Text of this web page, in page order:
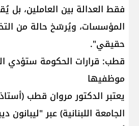
فقط العدالة بين العاملين،
المؤسسات، ويُرسّخ حالة من
حقيقي".
قطب: قرارات الحكومة ستؤدي
موظفيها
يعتبر الدكتور مروان قطب
الجامعة اللبنانية) عبر "ليبانون